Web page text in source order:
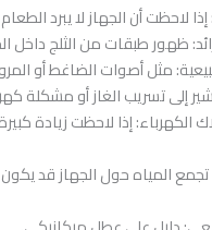
لاحظت أن الجهاز لا يبرد
ظهور طبقات من الثلج داخل
مثل أصوات الضاغط أو
إلى تسريب الغاز أو مشكلة
الكهرباء: إذا لاحظت زيادة
تجمع المياه حول الجهاز قد